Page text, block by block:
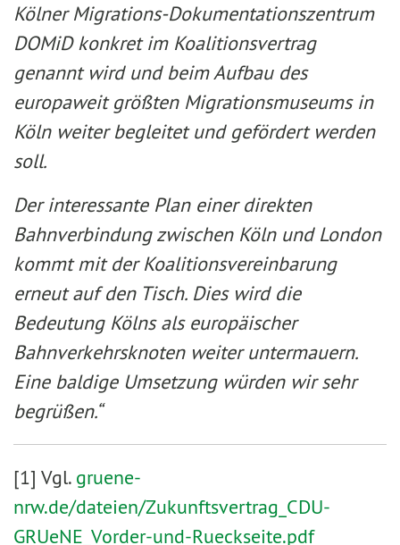
Kölner Migrations-Dokumentationszentrum
DOMiD konkret im Koalitionsvertrag
genannt wird und beim Aufbau des
europaweit größten Migrationsmuseums in
Köln weiter begleitet und gefördert werden
soll.
Der interessante Plan einer direkten
Bahnverbindung zwischen Köln und London
kommt mit der Koalitionsvereinbarung
erneut auf den Tisch. Dies wird die
Bedeutung Kölns als europäischer
Bahnverkehrsknoten weiter untermauern.
Eine baldige Umsetzung würden wir sehr
begrüßen.“
[1] Vgl. gruene-
nrw.de/dateien/Zukunftsvertrag_CDU-
GRUeNE_Vorder-und-Rueckseite.pdf